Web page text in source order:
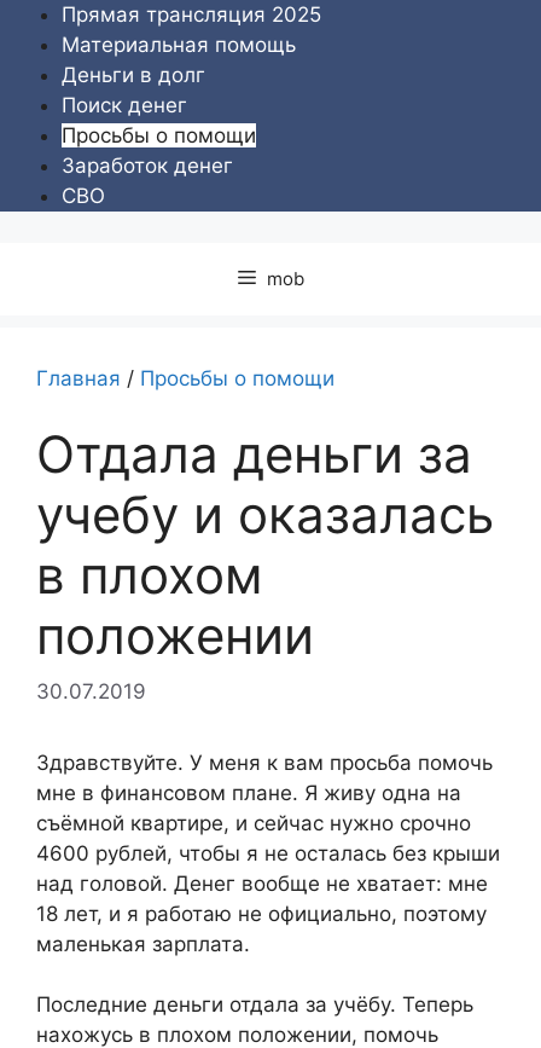
Перейти
содержимому
Прямая трансляция 2025
Материальная помощь
Деньги в долг
Поиск денег
Просьбы о помощи
Заработок денег
СВО
mob
Главная / Просьбы о помощи
Отдала деньги за
учебу и оказалась
в плохом
положении
30.07.2019
Здравствуйте. У меня к вам просьба помочь
мне в финансовом плане. Я живу одна на
съёмной квартире, и сейчас нужно срочно
4600 рублей, чтобы я не осталась без крыши
над головой. Денег вообще не хватает: мне
18 лет, и я работаю не официально, поэтому
маленькая зарплата.
Последние деньги отдала за учёбу. Теперь
нахожусь в плохом положении, помочь